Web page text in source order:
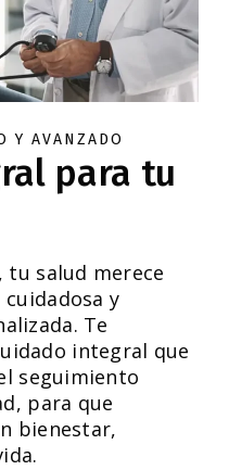
Y AVANZADO
para tu
tu salud merece
y
Te
integral que
seguimiento
para que
bienestar,